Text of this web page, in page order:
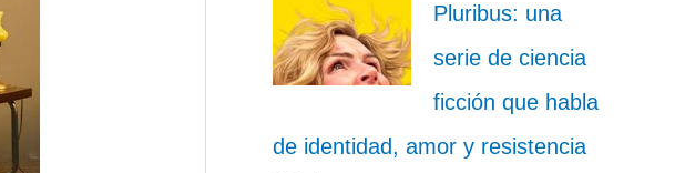
Pluribus: una
serie de ciencia
ficción que habla
de identidad, amor y resistencia